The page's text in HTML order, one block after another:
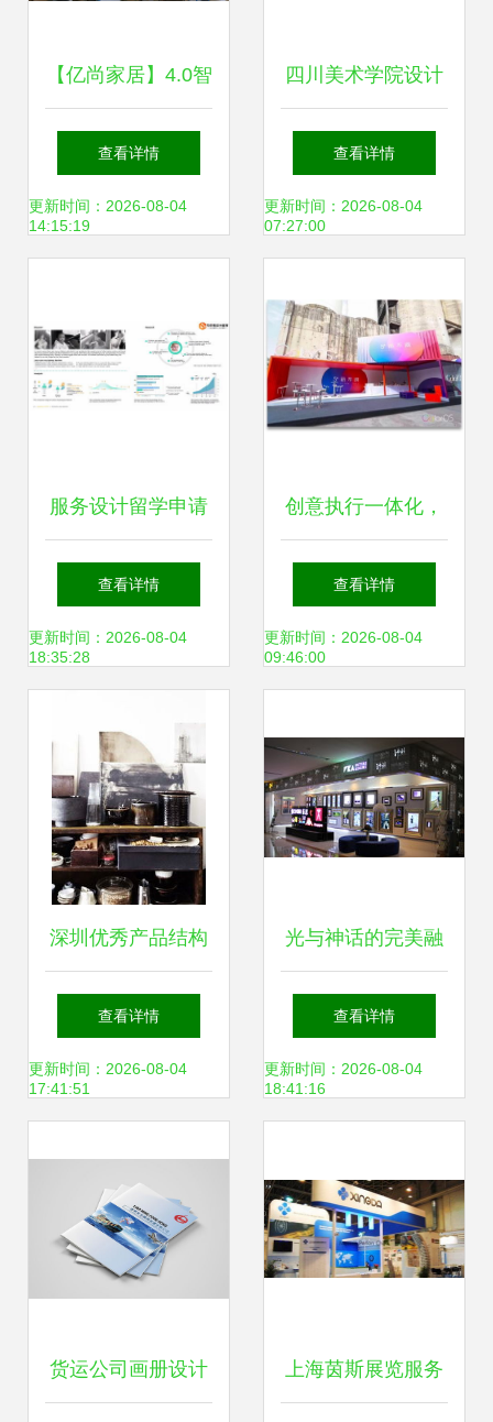
【亿尚家居】4.0智
造工厂揭晓 定制家
具生产过程
查看详情
更新时间：2026-08-04
14:15:19
四川美术学院设计
学院汽车设计专业
教育研究 在美学与
查看详情
更新时间：2026-08-04
07:27:00
服务设计留学申请
作品集案例 打造专
业设计服务的关键
查看详情
更新时间：2026-08-04
18:35:28
创意执行一体化，
专业设计引领龙岗
年会新高度
查看详情
更新时间：2026-08-04
09:46:00
深圳优秀产品结构
设计公司如何选
择？专家推荐引领
查看详情
更新时间：2026-08-04
17:41:51
光与神话的完美融
合——神话光电艺
术制品厂专业设计
查看详情
更新时间：2026-08-04
18:41:16
货运公司画册设计 上海茵斯展览服务